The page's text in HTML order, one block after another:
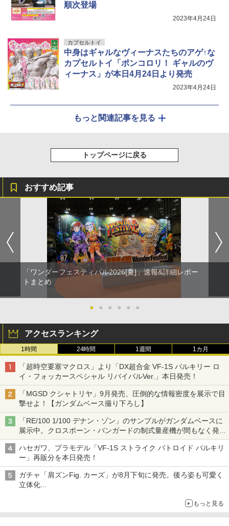
順次登場
2023年4月24日
カプセルトイ
中身はギャルなヴィーナスたちのアゲ↑な
カプセルトイ「ポンコロリ！ ギャルのヴ
ィーナス」が本日4月24日より発売
2023年4月24日
もっと関連記事を見る
トップページに戻る
おすすめ記事
「ワンダーフェスティバル2026[夏]」速報&詳細レポー
トまとめ
● ● ● ● ● ●
アクセスランキング
1時間 24時間 1週間 1カ月
「超時空要塞マクロス」より「DX超合金 VF-1S バルキリー ロ
イ・フォッカースペシャル リバイバルVer.」本日発売！
「MGSD クシャトリヤ」9月発売、圧倒的な情報密度を展示で目
撃せよ！【ガンダムベース撮り下ろし】
「RE/100 1/100 デナン・ゾン」のサンプルがガンダムベースに
展示中。クロスボーン・バンガードの制式量産機が間もなく発送
【ガンダムベース撮り下ろし】
ハセガワ、プラモデル「VF-1S ストライク バトロイド バルキリ
ー」再販分を本日発売！
ガチャ「肩ズンFig. カーズ」が8月下旬に発売。後ろ姿も可愛く
立体化
もっと見る